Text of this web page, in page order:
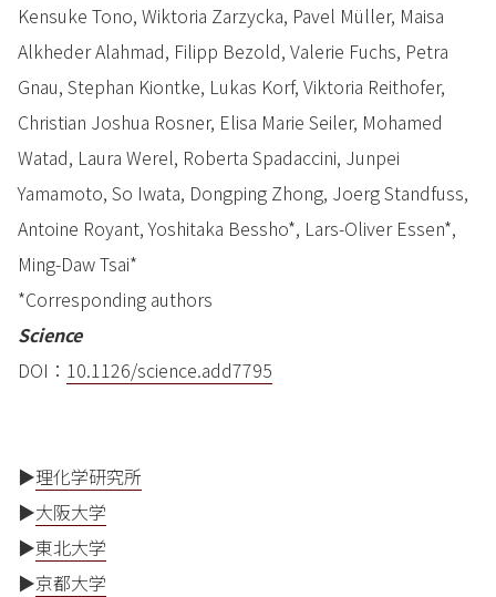
Kensuke Tono, Wiktoria Zarzycka, Pavel Müller, Maisa
Alkheder Alahmad, Filipp Bezold, Valerie Fuchs, Petra
Gnau, Stephan Kiontke, Lukas Korf, Viktoria Reithofer,
Christian Joshua Rosner, Elisa Marie Seiler, Mohamed
Watad, Laura Werel, Roberta Spadaccini, Junpei
Yamamoto, So Iwata, Dongping Zhong, Joerg Standfuss,
Antoine Royant, Yoshitaka Bessho*, Lars-Oliver Essen*,
Ming-Daw Tsai*
*Corresponding authors
Science
DOI： 10.1126/science.add7795
▶理化学研究所
▶大阪大学
▶東北大学
▶京都大学